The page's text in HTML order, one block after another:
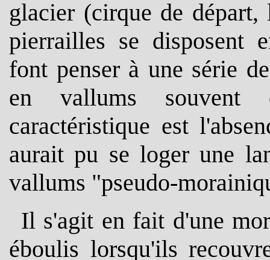
glacier (cirque de
pierrailles se disposent
font penser à une série
en vallums souvent
caractéristique est
aurait pu se loger une
vallums "pseudo-
Il s'agit en fait d'une
éboulis lorsqu'ils